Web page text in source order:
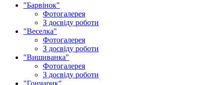
"Барвінок"
Фотогалерея
З досвіду роботи
"Веселка"
Фотогалерея
З досвіду роботи
"Вишиванка"
Фотогалерея
З досвіду роботи
"Гончарик"